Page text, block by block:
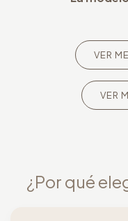
VER
VER
¿Por qué